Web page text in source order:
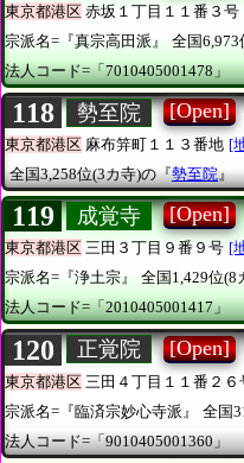
東京都港区 赤坂１丁目１１番３号
宗派名=『真宗高田派』
全国6,973
法人コード=「7010405001478」
118 勢至院 [Open]
東京都港区 麻布笄町１１３番地 [
全国3,258位(3カ寺)の『勢至院
119 成覚寺 [Open]
東京都港区 三田３丁目９番９号 [
宗派名=『浄土宗』
全国1,429位(8
法人コード=「2010405001417」
120 正覚院 [Open]
東京都港区 三田４丁目１１番２６
宗派名=『臨済宗妙心寺派』
全国
法人コード=「9010405001360」